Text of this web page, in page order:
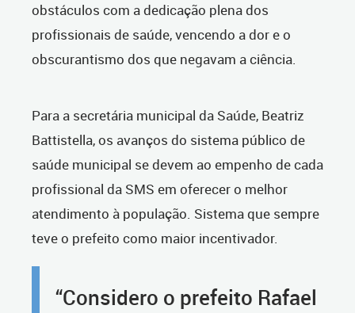
obstáculos com a dedicação plena dos
profissionais de saúde, vencendo a dor e o
obscurantismo dos que negavam a ciência.
Para a secretária municipal da Saúde, Beatriz
Battistella, os avanços do sistema público de
saúde municipal se devem ao empenho de cada
profissional da SMS em oferecer o melhor
atendimento à população. Sistema que sempre
teve o prefeito como maior incentivador.
“Considero o prefeito Rafael